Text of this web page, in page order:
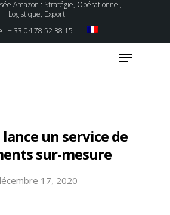
Amazon : Stratégie, Opérationnel,
Logistique, Export
: + 33 04 78 52 38 15
un service de
sur-mesure
17, 2020